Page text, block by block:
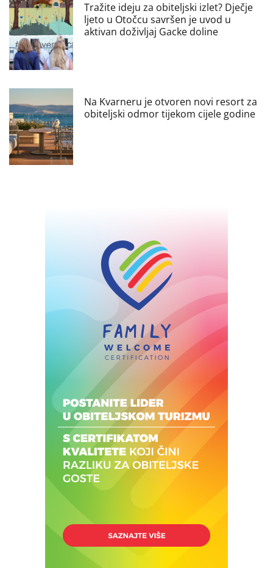
Tražite ideju za obiteljski izlet? Dječje
ljeto u Otočcu savršen je uvod u
aktivan doživljaj Gacke doline
Na Kvarneru je otvoren novi resort za
obiteljski odmor tijekom cijele godine